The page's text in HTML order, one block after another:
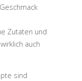
Zutaten und
auch
sind